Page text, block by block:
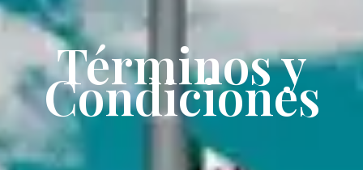
Términos y
Condiciones